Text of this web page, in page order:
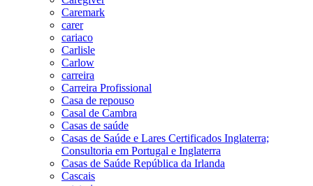
Caremark
carer
cariaco
Carlisle
Carlow
carreira
Carreira Profissional
Casa de repouso
Casal de Cambra
Casas de saúde
Casas de Saúde e Lares Certificados Inglaterra;
Consultoria em Portugal e Inglaterra
Casas de Saúde República da Irlanda
Cascais